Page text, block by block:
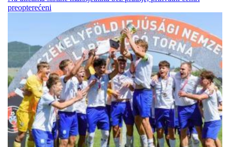
preopterećeni